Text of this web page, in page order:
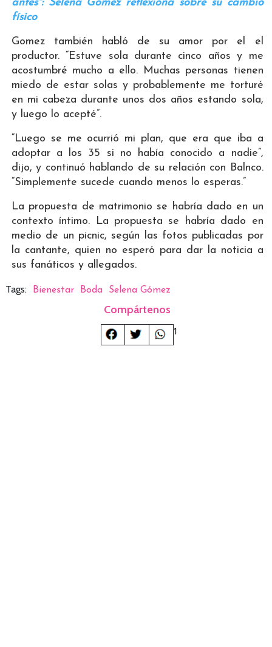
antes": Selena Gomez reflexiona sobre su cambio
físico
Gomez también habló de su amor por el el
productor. “Estuve sola durante cinco años y me
acostumbré mucho a ello. Muchas personas tienen
miedo de estar solas y probablemente me torturé
en mi cabeza durante unos dos años estando sola,
y luego lo acepté”.
“Luego se me ocurrió mi plan, que era que iba a
adoptar a los 35 si no había conocido a nadie”,
dijo, y continuó hablando de su relación con Balnco.
“Simplemente sucede cuando menos lo esperas.”
La propuesta de matrimonio se habría dado en un
contexto íntimo. La propuesta se habría dado en
medio de un picnic, según las fotos publicadas por
la cantante, quien no esperó para dar la noticia a
sus fanáticos y allegados.
Tags: Bienestar Boda Selena Gómez
Compártenos
1